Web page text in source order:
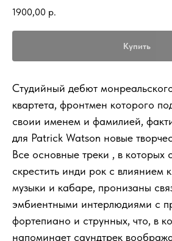
1900,00 р.
Купить
Студийный дебют
квартета, фронтмен которого
своии именем и фамилией,
для Patrick Watson новые
Все основные треки , в которых
скрестить инди рок с влиянием
музыки и кабаре, пронизаны
эмбиентными интерлюдиями с
фортепиано и струнных, что, в
напоминает саундтрек